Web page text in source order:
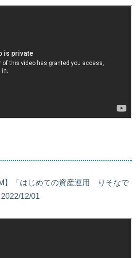
】「はじめての資産運用 りそなで
12/01